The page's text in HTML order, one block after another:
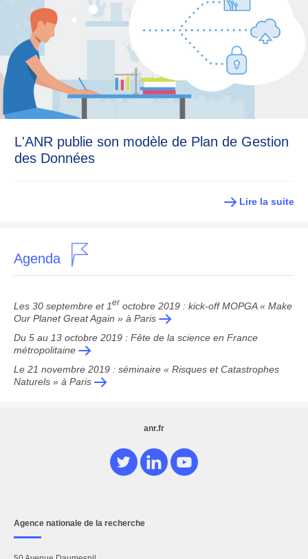
L'ANR publie son modèle de Plan de Gestion
des Données
Lire la suite
Agenda
Les 30 septembre et 1er octobre 2019 : kick-off MOPGA « Make
Our Planet Great Again » à Paris
Du 5 au 13 octobre 2019 : Fête de la science en France
métropolitaine
Le 21 novembre 2019 : séminaire « Risques et Catastrophes
Naturels » à Paris
anr.fr
Agence nationale de la recherche